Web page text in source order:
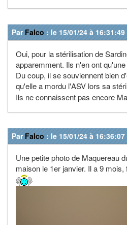
Par Falco : le 15/01/24 à 16:31:49
Oui, pour la stérilisation de
apparemment. Ils n'en ont
Du coup, il se souviennent bien
qu'elle a mordu l'ASV lors sa
Ils ne connaissent pas encore
Par Falco : le 15/01/24 à 16:36:07
Une petite photo de Maquereau
maison le 1er janvier. Il a 9